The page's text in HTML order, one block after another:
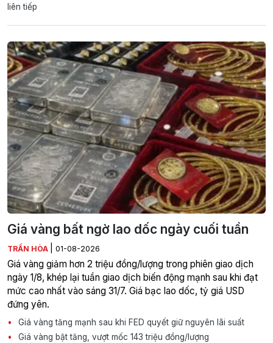
liên tiếp
Giá vàng bất ngờ lao dốc ngày cuối tuần
TRẦN HÒA 01-08-2026
Giá vàng giảm hơn 2 triệu đồng/lượng trong phiên giao dịch
ngày 1/8, khép lại tuần giao dịch biến động mạnh sau khi đạt
mức cao nhất vào sáng 31/7. Giá bạc lao dốc, tỷ giá USD
đứng yên.
Giá vàng tăng mạnh sau khi FED quyết giữ nguyên lãi suất
Giá vàng bật tăng, vượt mốc 143 triệu đồng/lượng